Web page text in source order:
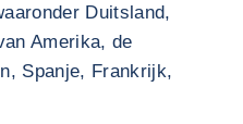
Duitsland,
Amerika, de
Spanje, Frankrijk,